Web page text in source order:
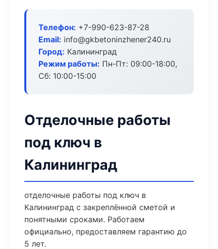
Телефон: +7-990-623-87-28
Email: info@gkbetoninzhener240.ru
Город: Калининград
Режим работы: Пн-Пт: 09:00-18:00,
Сб: 10:00-15:00
Отделочные работы
под ключ в
Калининград
отделочные работы под ключ в
Калининград с закреплённой сметой и
понятными сроками. Работаем
официально, предоставляем гарантию до
5 лет.